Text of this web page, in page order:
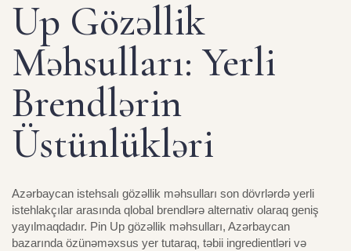
Up Gözəllik
Məhsulları: Yerli
Brendlərin
Üstünlükləri
Azərbaycan istehsalı gözəllik məhsulları son dövrlərdə yerli
istehlakçılar arasında qlobal brendlərə alternativ olaraq geniş
yayılmaqdadır. Pin Up gözəllik məhsulları, Azərbaycan
bazarında özünəməxsus yer tutaraq, təbii ingredientləri və